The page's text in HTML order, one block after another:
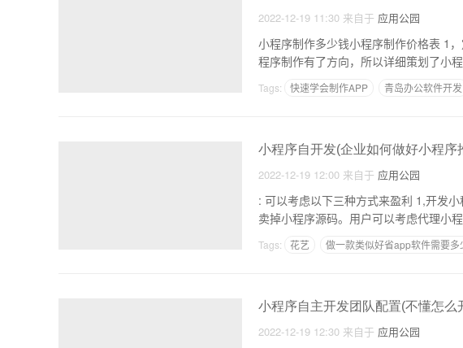
2022-12-19 11:30 来自于 应用公园
小程序制作多少钱小程序制作价格表 1，定制开发小程序策划费用，做小程序不瞎制作，需要做整体小程序。小
程序制作有了方向，所以详细策划了小
Tags: 快速学会制作APP 青岛办公软件开发
小程序自开发(企业如何做好小程序
2022-12-19 12:00 来自于 应用公园
: 可以考虑以下三种方式来盈利 1,开发小程序.这种方法适合资深码农。用自己的技术送给别人开发小程序，或者
卖掉小程序源码。用户可以考虑代理小
Tags: 花艺 做一款类似好省app软件需要多
小程序自主开发团队配置(不懂怎
2022-12-19 12:30 来自于 应用公园